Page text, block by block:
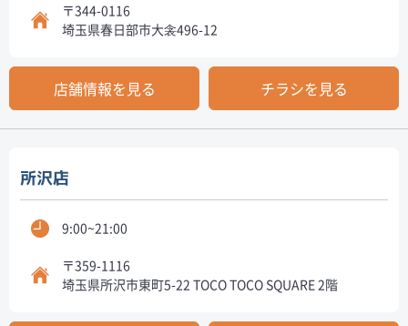
〒344-0116
埼玉県春日部市大衾496-12
店舗情報を見る チラシを見る
所沢店
9:00~21:00
〒359-1116
埼玉県所沢市東町5-22 TOCO TOCO SQUARE 2階